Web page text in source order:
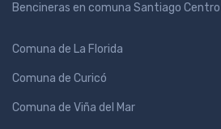
Bencineras en comuna Santiago Centro
Comuna de La Florida
Comuna de Curicó
Comuna de Viña del Mar